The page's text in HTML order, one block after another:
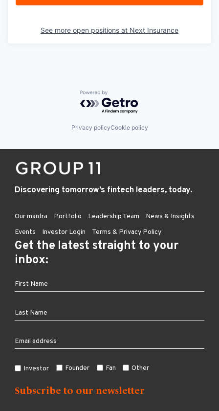
See more open positions at Next Insurance
Powered by Getro.com
Privacy policyCookie policy
Discovering tomorrow’s fintech leaders, today.
Our mantra Portfolio Leadership Team
News & Insights
Events
Investor Login Terms & Privacy Policy
Get the latest straight to your
inbox:
Investor Founder Fan Other